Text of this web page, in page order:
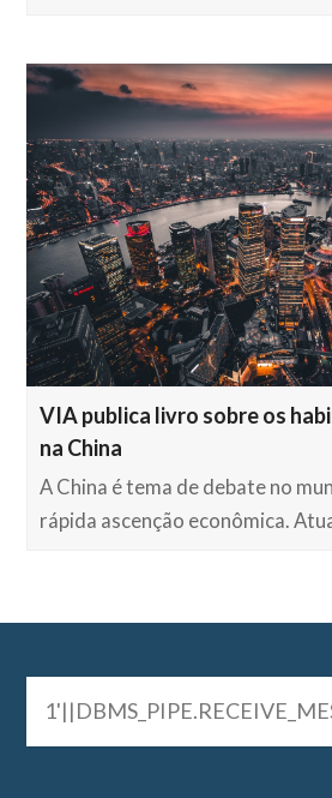
VIA publica livro sobre os
na China
A China é tema de debate no
rápida ascenção econômica.